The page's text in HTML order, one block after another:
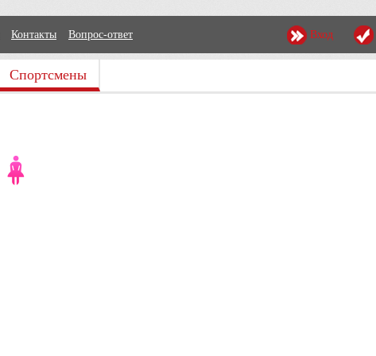
Контакты Вопрос-ответ Вход
Спортсмены